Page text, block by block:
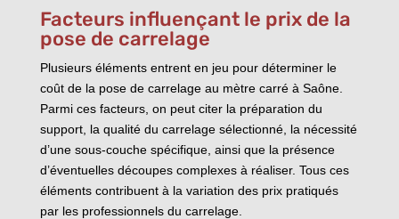
Facteurs influençant le prix de la
pose de carrelage
Plusieurs éléments entrent en jeu pour déterminer le
coût de la pose de carrelage au mètre carré à Saône.
Parmi ces facteurs, on peut citer la préparation du
support, la qualité du carrelage sélectionné, la nécessité
d’une sous-couche spécifique, ainsi que la présence
d’éventuelles découpes complexes à réaliser. Tous ces
éléments contribuent à la variation des prix pratiqués
par les professionnels du carrelage.